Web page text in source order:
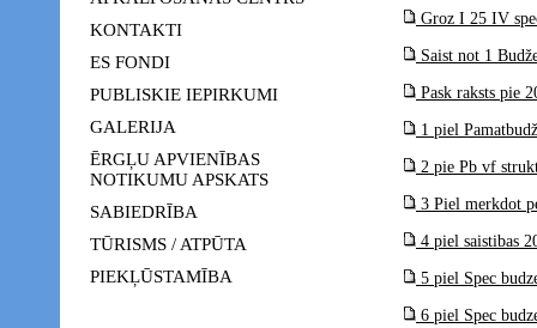
KONTAKTI
ES FONDI
PUBLISKIE IEPIRKUMI
GALERIJA
ĒRGĻU APVIENĪBAS
NOTIKUMU APSKATS
SABIEDRĪBA
TŪRISMS / ATPŪTA
PIEKĻŪSTAMĪBA
Groz I 25 IV
Saist not 1
Pask raksts pie
1 piel
2 pie Pb vf
3 Piel merkdot
4 piel saistibas
5 piel Spec
6 piel Spec